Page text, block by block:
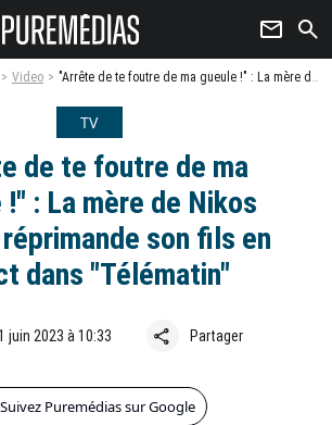
newsletter search
Video "Arrête de te foutre de ma gueule !" : La mère de Nikos Aliagas réprimande son fils en direct dans "Télématin"
TV
de te foutre de ma
!" : La mère de Nikos
son fils en
dans "Télématin"
juin 2023 à 10:33 share Partager
Suivez Puremédias sur Google